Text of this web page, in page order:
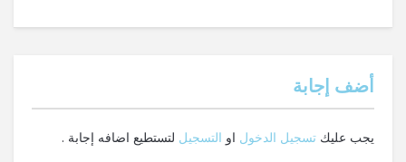
‫أضف إجابة
يجب عليك تسجيل الدخول او التسجيل لتستطيع اضافه إجابة .